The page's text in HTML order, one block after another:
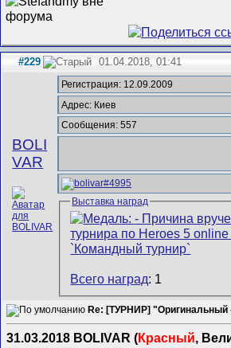
#229 01.04.2018, 01:41
BOLI
VAR
Регистрация: 12.09.2009
Адрес: Киев
Сообщения: 557
Выставка наград
Всего наград: 1
Re: [ТУРНИР] "Оригинальный
31.03.2018 BOLIVAR (Красный,